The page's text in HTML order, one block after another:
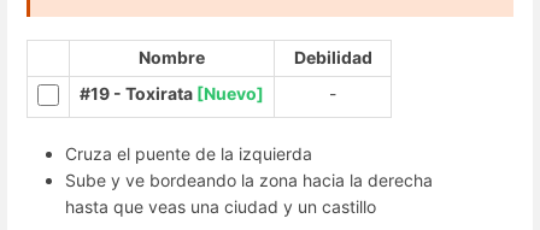
Nombre
Debilidad
#19 - Toxirata [Nuevo] -
Cruza el puente de la izquierda
Sube y ve bordeando la zona hacia la derecha
hasta que veas una ciudad y un castillo